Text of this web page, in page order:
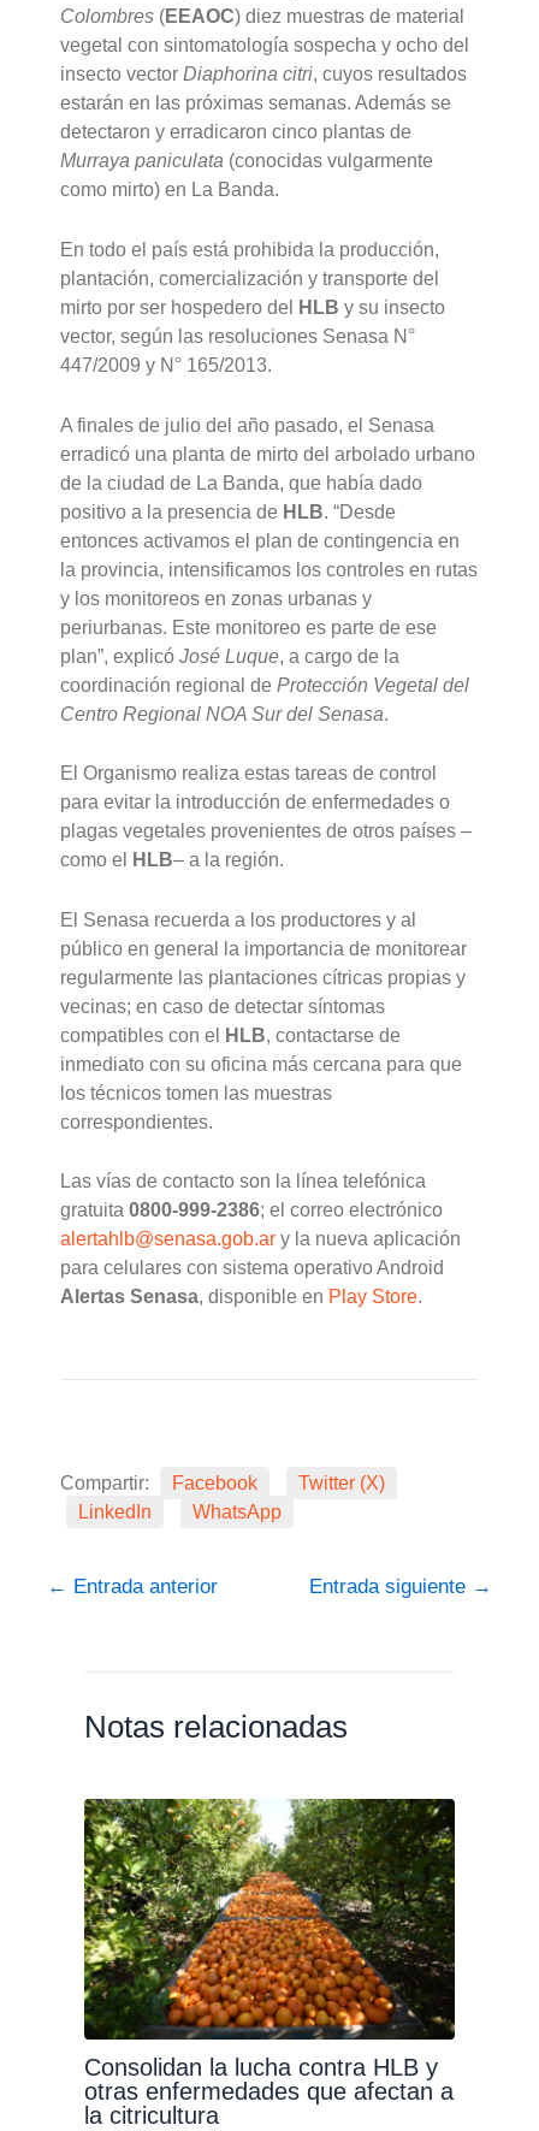
Colombres (EEAOC) diez muestras de material
vegetal con sintomatología sospecha y ocho del
insecto vectorDiaphorina citri, cuyos resultados
estarán en las próximas semanas. Además se
detectaron y erradicaron cinco plantas de
Murraya paniculata (conocidas vulgarmente
como mirto) en La Banda.
En todo el país está prohibida la producción,
plantación, comercialización y transporte del
mirto por ser hospedero del
HLB y su insecto
vector, según las resoluciones Senasa N°
447/2009 y N° 165/2013.
A finales de julio del año pasado, el Senasa
erradicó una planta de mirto del arbolado urbano
de la ciudad de La Banda, que había dado
positivo a la presencia de HLB. “Desde
entonces activamos el plan de contingencia en
la provincia, intensificamos los controles en rutas
y los monitoreos en zonas urbanas y
periurbanas. Este monitoreo es parte de ese
plan”, explicóJosé Luque, a cargo de la
coordinación regional deProtección Vegetal del
Centro Regional NOA Sur del Senasa.
El Organismo realiza estas tareas de control
para evitar la introducción de enfermedades o
plagas vegetales provenientes de otros países –
como el
HLB– a la región.
El Senasa recuerda a los productores y al
público en general la importancia de monitorear
regularmente las plantaciones cítricas propias y
vecinas; en caso de detectar síntomas
compatibles con el
HLB, contactarse de
inmediato con su oficina más cercana para que
los técnicos tomen las muestras
correspondientes.
Las vías de contacto son la línea telefónica
gratuita0800-999-2386; el correo electrónico
alertahlb@senasa.gob.ar y la nueva aplicación
para celulares con sistema operativo Android
Alertas Senasa, disponible en Play Store.
Compartir: Facebook
Twitter (X)
LinkedIn
WhatsApp
← Entrada anterior Entrada siguiente →
Notas relacionadas
Consolidan la lucha contra HLB y
otras enfermedades que afectan a
la citricultura